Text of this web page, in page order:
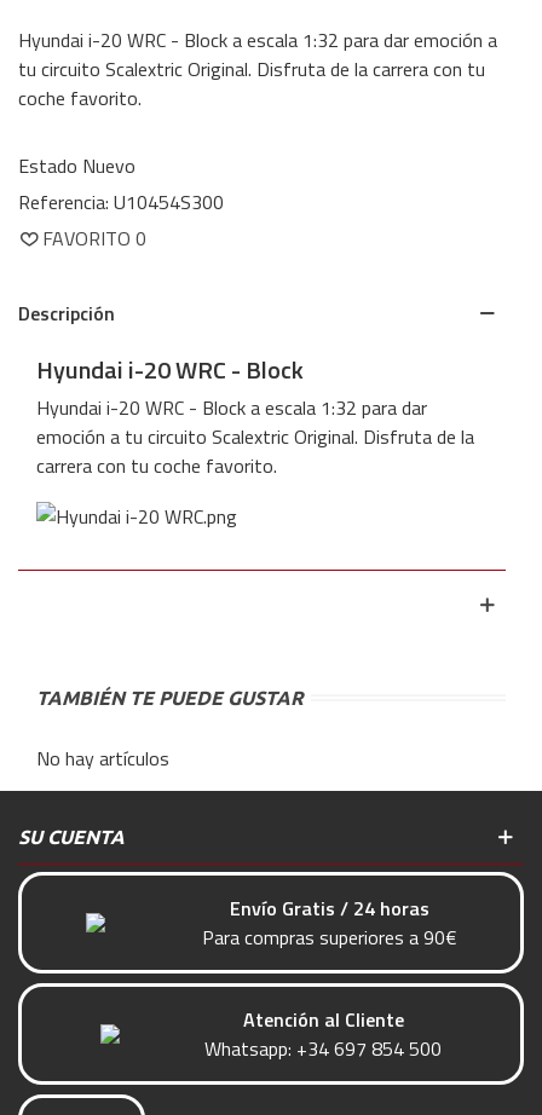
Hyundai i-20 WRC - Block a escala 1:32 para dar emoción a
tu circuito Scalextric Original. Disfruta de la carrera con tu
coche favorito.
Estado Nuevo
Referencia: U10454S300
FAVORITO 0
Descripción
Hyundai i-20 WRC - Block
Hyundai i-20 WRC - Block a escala 1:32 para dar
emoción a tu circuito Scalextric Original. Disfruta de la
carrera con tu coche favorito.
TAMBIÉN TE PUEDE GUSTAR
No hay artículos
SU CUENTA
Envío Gratis / 24 horas
Para compras superiores a 90€
Atención al Cliente
Whatsapp: +34 697 854 500